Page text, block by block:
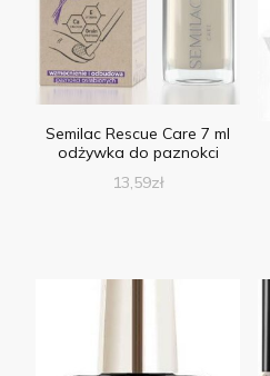
Semilac Rescue Care 7 ml
odżywka do paznokci
13,59zł